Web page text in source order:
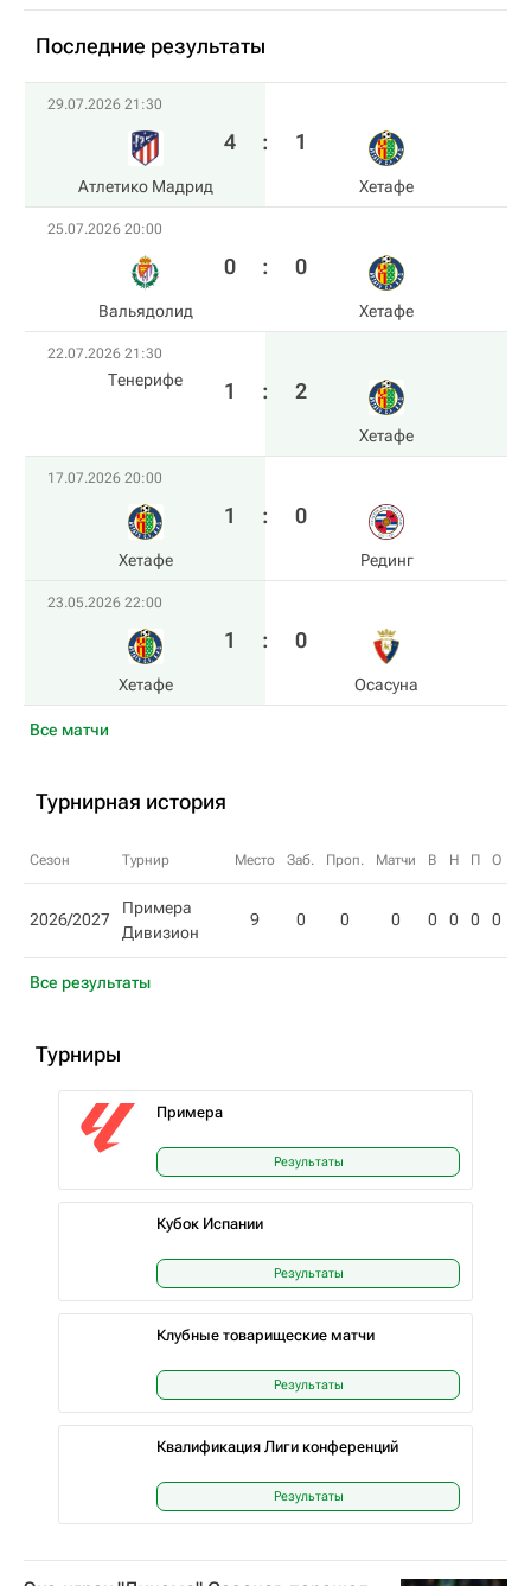
Последние результаты
Все матчи
29.07.2026 21:30
Атлетико Мадрид
4 : 1
Хетафе
25.07.2026 20:00
Вальядолид
0 : 0
Хетафе
22.07.2026 21:30
Тенерифе 1 : 2
Хетафе
17.07.2026 20:00
Хетафе
1 : 0
Рединг
23.05.2026 22:00
Хетафе
1 : 0
Осасуна
Турнирная история
Сезон Турнир Место Заб. Проп. Матчи В Н П О
2026/2027
Примера
Дивизион
9 0 0 0 0 0 0 0
Все результаты
Турниры
Примера
Результаты
Кубок Испании
Результаты
Клубные товарищеские матчи
Результаты
Квалификация Лиги конференций
Результаты